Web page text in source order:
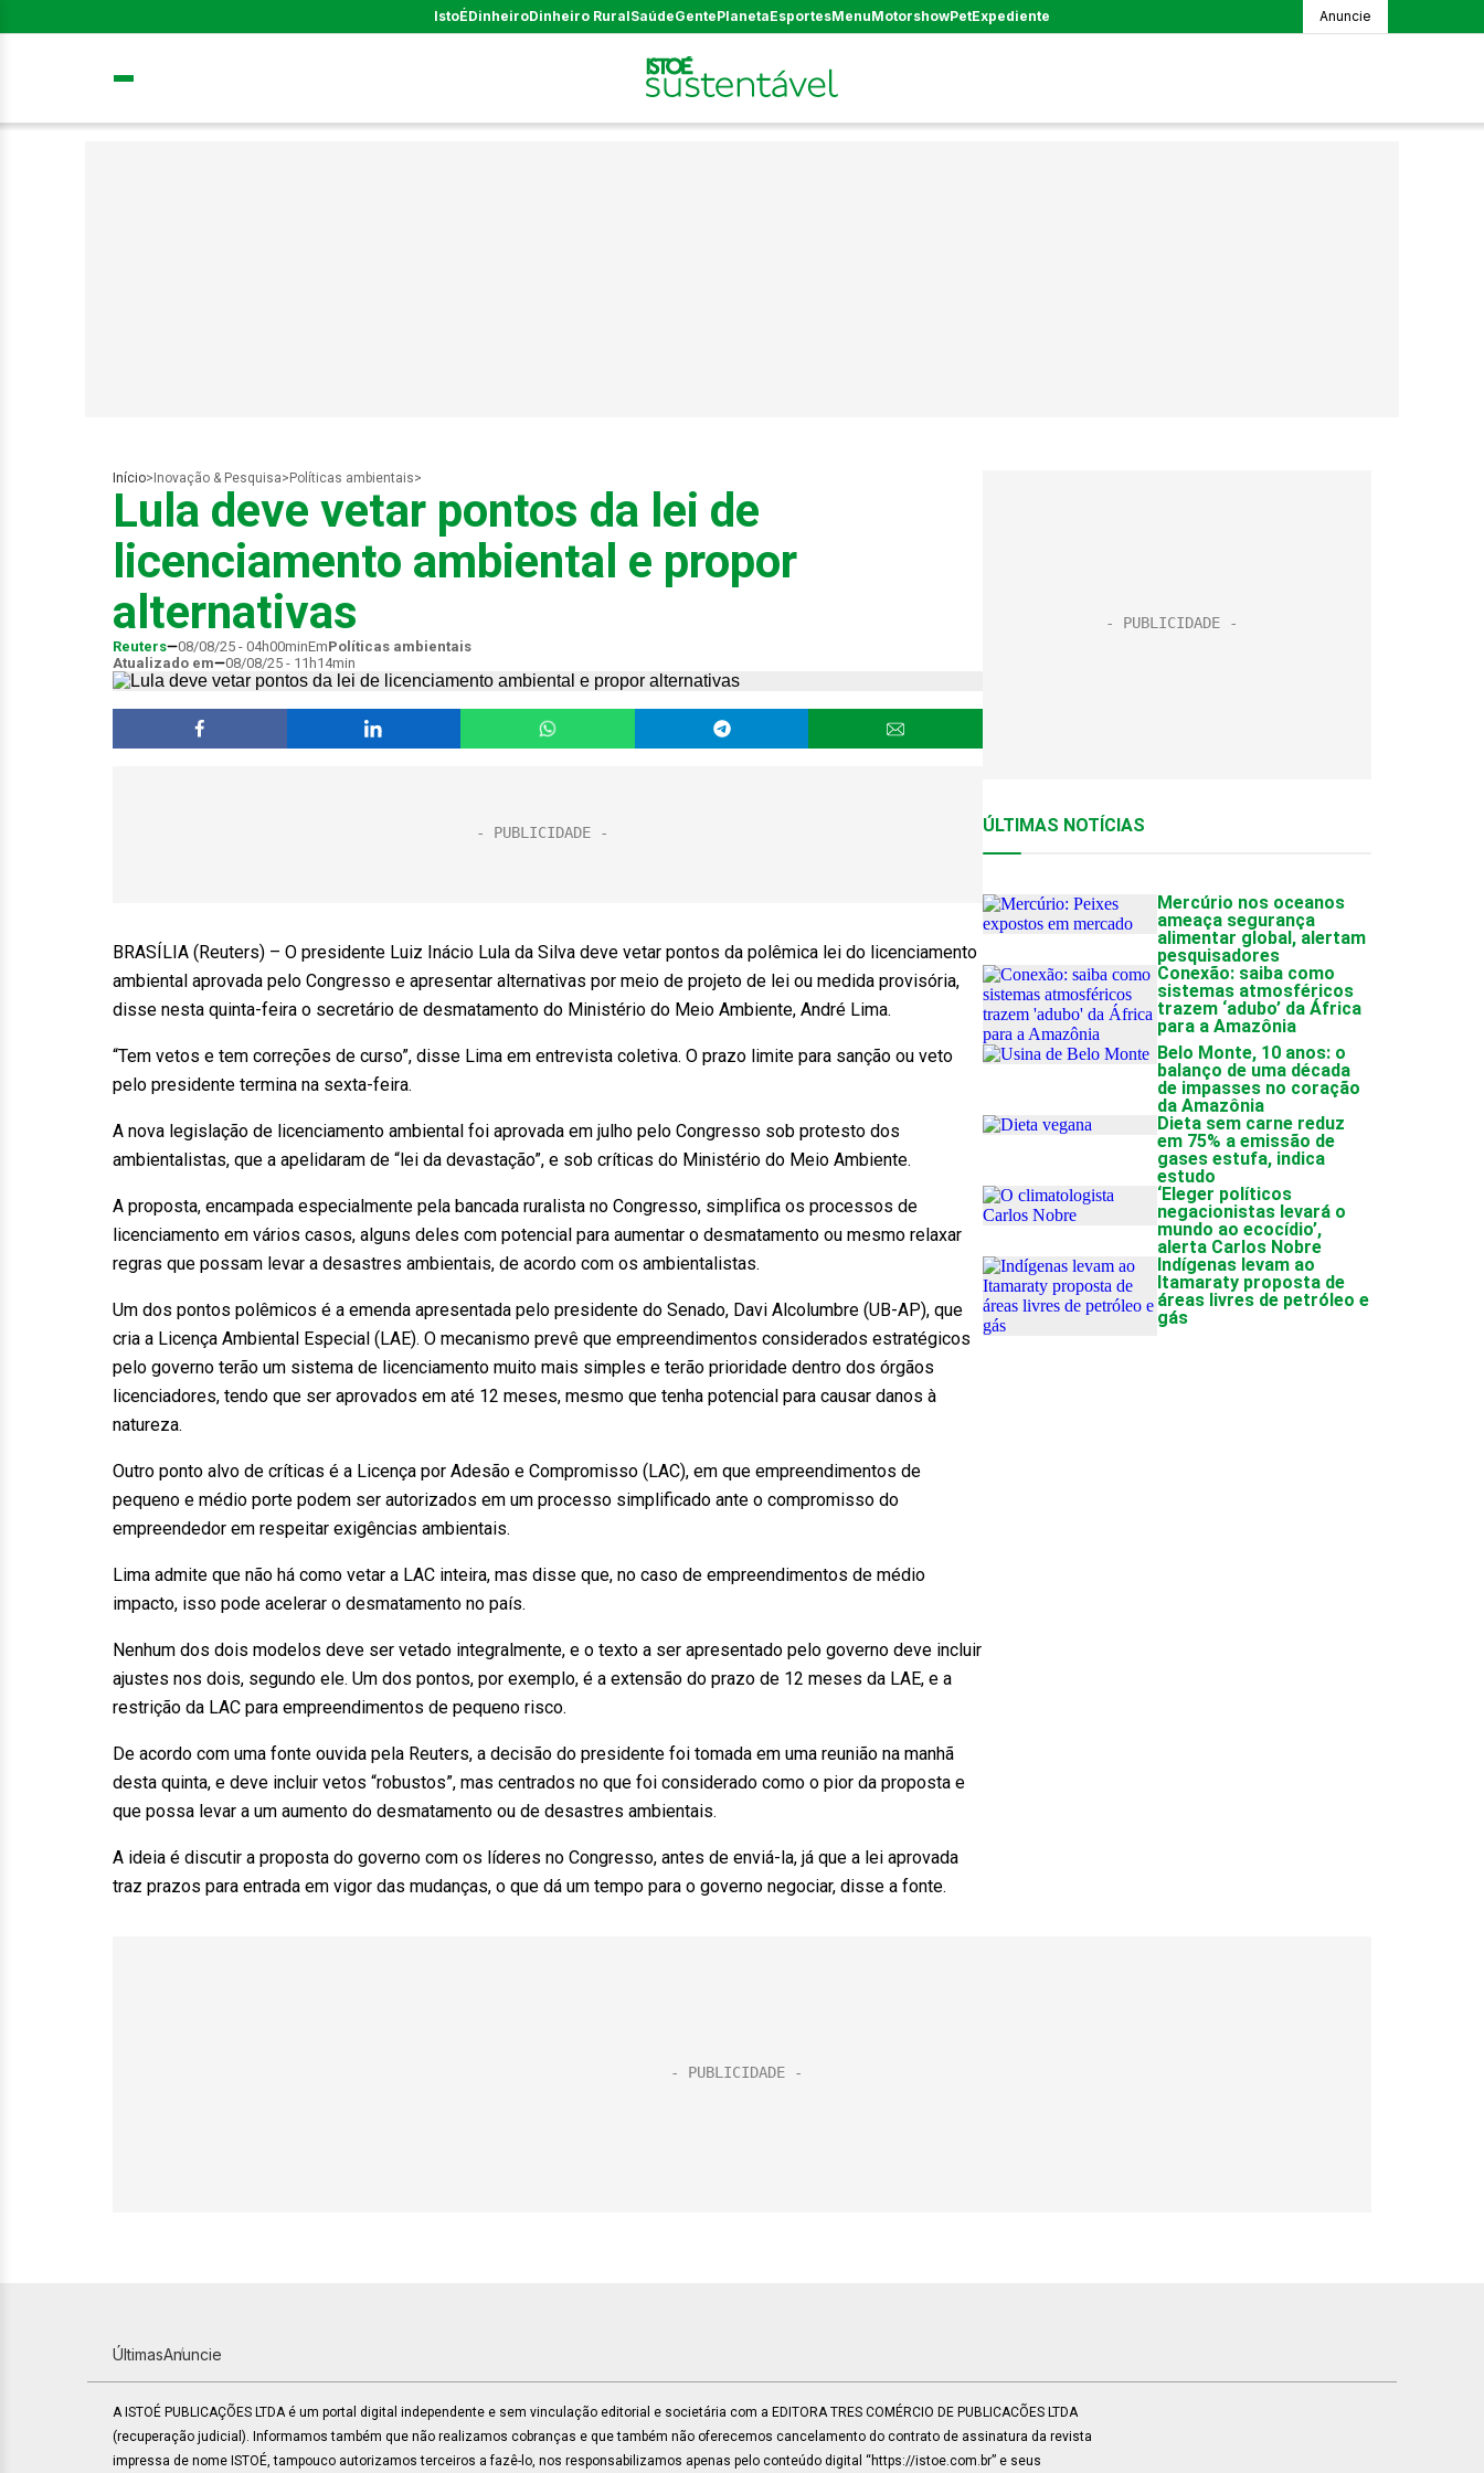
IstoÉDinheiroDinheiro RuralSaúdeGentePlanetaEsportesMenuMotorshowPetExpediente Anuncie
Início> Inovação & Pesquisa> Políticas ambientais>
Lula deve vetar pontos da lei de
licenciamento ambiental e propor
alternativas
Reuters 08/08/25 - 04h00minEmPolíticas ambientais
Atualizado em
08/08/25 - 11h14min
BRASÍLIA (Reuters) – O presidente Luiz Inácio Lula da Silva deve vetar pontos da polêmica lei do licenciamento
ambiental aprovada pelo Congresso e apresentar alternativas por meio de projeto de lei ou medida provisória,
disse nesta quinta-feira o secretário de desmatamento do Ministério do Meio Ambiente, André Lima.
“Tem vetos e tem correções de curso”, disse Lima em entrevista coletiva. O prazo limite para sanção ou veto
pelo presidente termina na sexta-feira.
A nova legislação de licenciamento ambiental foi aprovada em julho pelo Congresso sob protesto dos
ambientalistas, que a apelidaram de “lei da devastação”, e sob críticas do Ministério do Meio Ambiente.
A proposta, encampada especialmente pela bancada ruralista no Congresso, simplifica os processos de
licenciamento em vários casos, alguns deles com potencial para aumentar o desmatamento ou mesmo relaxar
regras que possam levar a desastres ambientais, de acordo com os ambientalistas.
Um dos pontos polêmicos é a emenda apresentada pelo presidente do Senado, Davi Alcolumbre (UB-AP), que
cria a Licença Ambiental Especial (LAE). O mecanismo prevê que empreendimentos considerados estratégicos
pelo governo terão um sistema de licenciamento muito mais simples e terão prioridade dentro dos órgãos
licenciadores, tendo que ser aprovados em até 12 meses, mesmo que tenha potencial para causar danos à
natureza.
Outro ponto alvo de críticas é a Licença por Adesão e Compromisso (LAC), em que empreendimentos de
pequeno e médio porte podem ser autorizados em um processo simplificado ante o compromisso do
empreendedor em respeitar exigências ambientais.
Lima admite que não há como vetar a LAC inteira, mas disse que, no caso de empreendimentos de médio
impacto, isso pode acelerar o desmatamento no país.
Nenhum dos dois modelos deve ser vetado integralmente, e o texto a ser apresentado pelo governo deve incluir
ajustes nos dois, segundo ele. Um dos pontos, por exemplo, é a extensão do prazo de 12 meses da LAE, e a
restrição da LAC para empreendimentos de pequeno risco.
De acordo com uma fonte ouvida pela Reuters, a decisão do presidente foi tomada em uma reunião na manhã
desta quinta, e deve incluir vetos “robustos”, mas centrados no que foi considerado como o pior da proposta e
que possa levar a um aumento do desmatamento ou de desastres ambientais.
A ideia é discutir a proposta do governo com os líderes no Congresso, antes de enviá-la, já que a lei aprovada
traz prazos para entrada em vigor das mudanças, o que dá um tempo para o governo negociar, disse a fonte.
ÚltimasAnuncie
A ISTOÉ PUBLICAÇÕES LTDA é um portal digital independente e sem vinculação editorial e societária com a EDITORA TRES COMÉRCIO DE PUBLICACÕES LTDA
(recuperação judicial). Informamos também que não realizamos cobranças e que também não oferecemos cancelamento do contrato de assinatura da revista
impressa de nome ISTOÉ, tampouco autorizamos terceiros a fazê-lo, nos responsabilizamos apenas pelo conteúdo digital “https://istoe.com.br” e seus